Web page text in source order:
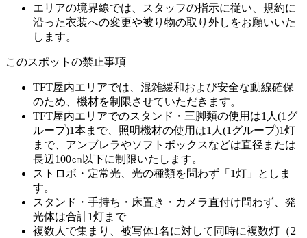
エリアの境界線では、スタッフの指示に従い、規約に
沿った衣装への変更や被り物の取り外しをお願いいた
します。
このスポットの禁止事項
TFT屋内エリアでは、混雑緩和および安全な動線確保
のため、機材を制限させていただきます。
TFT屋内エリアでのスタンド・三脚類の使用は1人(1グ
ループ)1本まで、照明機材の使用は1人(1グループ)1灯
まで、アンブレラやソフトボックスなどは直径または
長辺100㎝以下に制限いたします。
ストロボ・定常光、光の種類を問わず「1灯」としま
す。
スタンド・手持ち・床置き・カメラ直付け問わず、発
光体は合計1灯まで
複数人で集まり、被写体1名に対して同時に複数灯（2